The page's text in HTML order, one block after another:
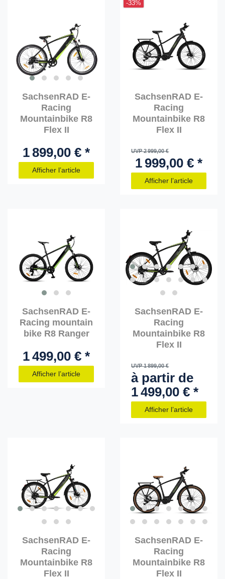
SachsenRAD E-
Racing
Mountainbike R8
Flex II
1 899,00 € *
Afficher l’article
-33%
SachsenRAD E-
Racing
Mountainbike R8
Flex II
UVP 2 999,00 €
1 999,00 € *
Afficher l’article
SachsenRAD E-
Racing mountain
bike R8 Ranger
1 499,00 € *
Afficher l’article
SachsenRAD E-
Racing
Mountainbike R8
Flex II
UVP 1 899,00 €
à partir de
1 499,00 € *
Afficher l’article
SachsenRAD E-
Racing
Mountainbike R8
Flex II
SachsenRAD E-
Racing
Mountainbike R8
Flex II